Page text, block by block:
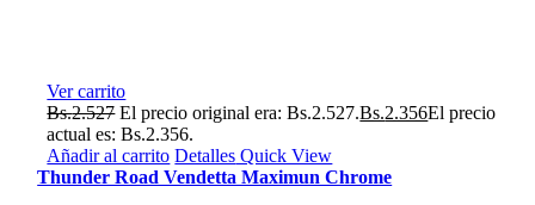
Ver carrito
Bs.2.527 El precio original era: Bs.2.527.Bs.2.356El precio
actual es: Bs.2.356.
Añadir al carrito Detalles Quick View
Thunder Road Vendetta Maximun Chrome